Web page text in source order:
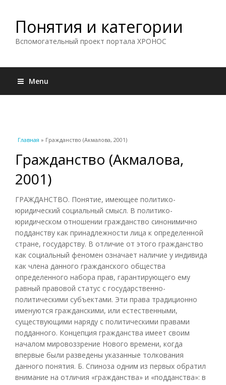
Понятия и категории
Вспомогательный проект портала ХРОНОС
Menu
Вы здесь
Главная » Гражданство (Акмалова, 2001)
Гражданство (Акмалова,
2001)
ГРАЖДАНСТВО. Понятие, имеющее политико-
юридический социальный смысл. В политико-
юридическом отношении гражданство синонимично
подданству как принадлежности лица к определенной
стране, государству. В отличие от этого гражданство
как социальный феномен означает наличие у индивида
как члена данного гражданского общества
определенного набора прав, гарантирующего ему
равный правовой статус с государственно-
политическими субъектами. Эти права традиционно
именуются гражданскими, или естественными,
существующими наряду с политическими правами
подданного. Концепция гражданства имеет своим
началом мировоззрение Нового времени, когда
впервые были разведены указанные толкования
данного понятия. Б. Спиноза одним из первых обратил
внимание на отличия «гражданства» и «подданства»: в